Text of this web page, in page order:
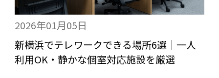
2026年01月05日
新横浜でテレワークできる場所6選｜一人
利用OK・静かな個室対応施設を厳選